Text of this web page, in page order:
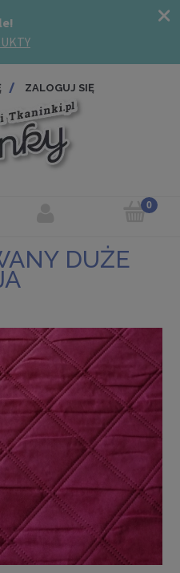
ZALOGUJ SIĘ
DUŻE